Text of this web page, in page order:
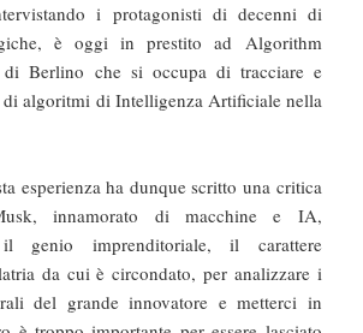
i protagonisti di decenni di
è oggi in prestito ad Algorithm
Berlino che si occupa di tracciare e
di algoritmi di Intelligenza Artificiale nella
esperienza ha dunque scritto una critica
innamorato di macchine e IA,
il genio imprenditoriale, il carattere
da cui è circondato, per analizzare i
del grande innovatore e metterci in